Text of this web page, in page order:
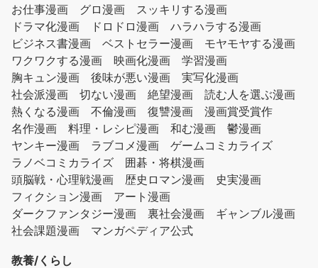
お仕事漫画
グロ漫画
スッキリする漫画
ドラマ化漫画
ドロドロ漫画
ハラハラする漫画
ビジネス書漫画
ベストセラー漫画
モヤモヤする漫画
ワクワクする漫画
映画化漫画
学習漫画
胸キュン漫画
後味が悪い漫画
実写化漫画
社会派漫画
切ない漫画 絶望漫画
読む人を選ぶ漫画
熱くなる漫画
不倫漫画 復讐漫画
漫画賞受賞作
名作漫画
料理・レシピ漫画 和む漫画
鬱漫画
ヤンキー漫画
ラブコメ漫画
ゲームコミカライズ
ラノベコミカライズ
囲碁・将棋漫画
頭脳戦・心理戦漫画
歴史ロマン漫画
史実漫画
フィクション漫画
アート漫画
ダークファンタジー漫画
裏社会漫画
ギャンブル漫画
社会課題漫画
マンガペディア公式
教養/くらし